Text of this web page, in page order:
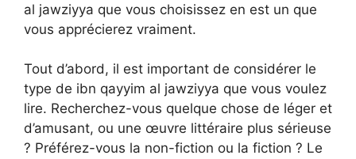
al jawziyya que vous choisissez en est un que
vous apprécierez vraiment.
Tout d’abord, il est important de considérer le
type de ibn qayyim al jawziyya que vous voulez
lire. Recherchez-vous quelque chose de léger et
d’amusant, ou une œuvre littéraire plus sérieuse
? Préférez-vous la non-fiction ou la fiction ? Le